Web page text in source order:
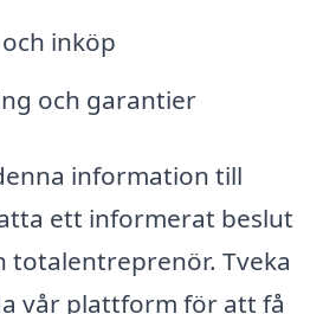
inköp
och garantier
information till
ett informerat beslut
totalentreprenör. Tveka
vår plattform för att få